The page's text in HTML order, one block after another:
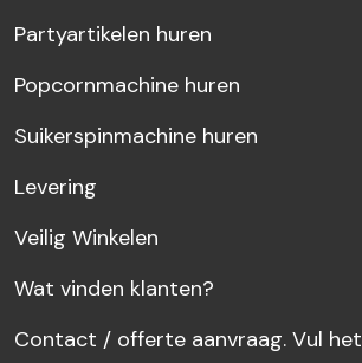
Partyartikelen huren
Popcornmachine huren
Suikerspinmachine huren
Levering
Veilig Winkelen
Wat vinden klanten?
Contact / offerte aanvraag. Vul het